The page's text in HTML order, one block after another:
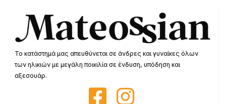
Το κατάστημά μας απευθύνεται σε άνδρες και γυναίκες όλων
των ηλικιών με μεγάλη ποικιλία σε ένδυση, υπόδηση και
αξεσουάρ.